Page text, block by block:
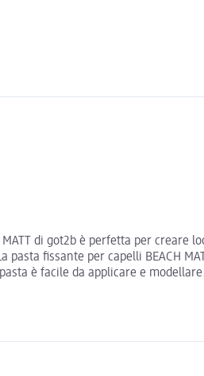
di got2b è perfetta per creare
fissante per capelli BEACH
è facile da applicare e